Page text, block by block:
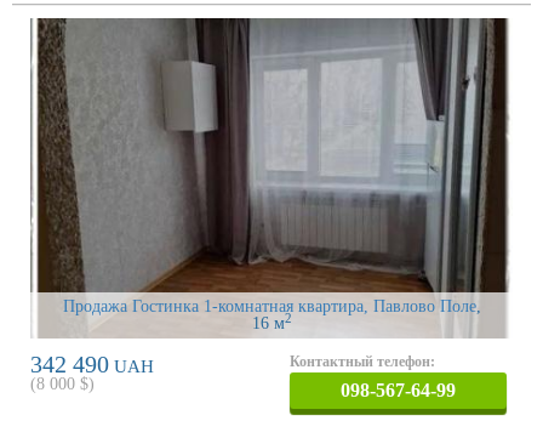
Продажа Гостинка 1-комнатная квартира, Павлово Поле,
16 м2
342 490 UAH
(8 000 $)
Контактный телефон:
098-567-64-99